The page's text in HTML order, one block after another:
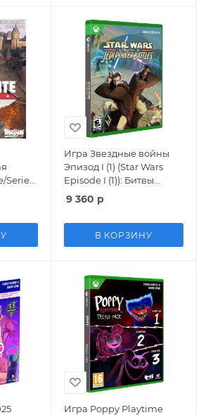
Игра Звездные войны
Эпизод I (1) (Star Wars
Episode I (1)): Битвы
джедаев (Jedi Power
Battles) (Limited Run
(Xbox One/Series X)
9 360 р
В КОРЗИНУ
Игра Poppy Playtime